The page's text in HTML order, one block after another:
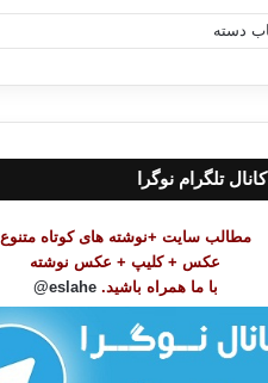
کانال تلگرام نوگرا
مطالب سایت +نوشته های کوتاه متنوع
عکس + کلیپ + عکس نوشته
با ما همراه باشید. eslahe@